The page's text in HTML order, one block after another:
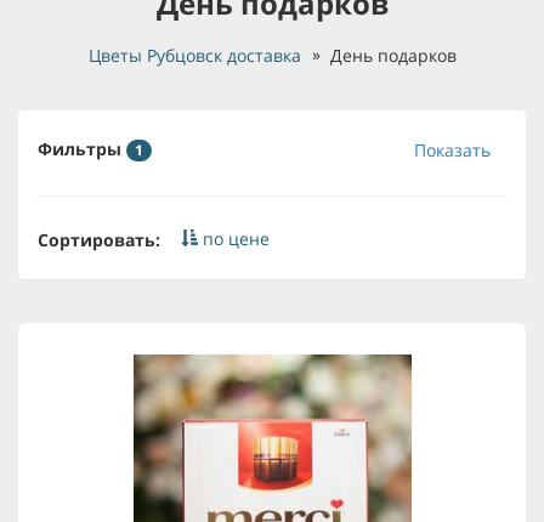
Цветы Рубцовск доставка День подарков
Фильтры 1 Показать
Сортировать: по цене